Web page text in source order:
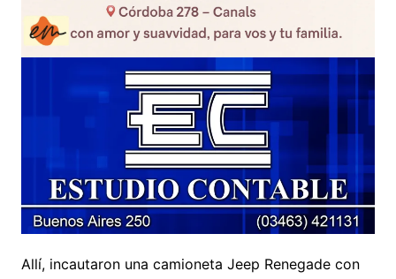
Allí, incautaron una camioneta Jeep Renegade con